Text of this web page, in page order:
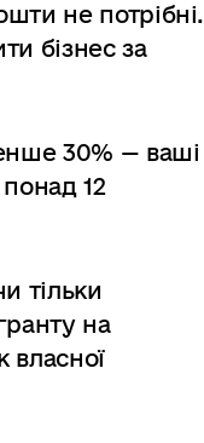
не потрібні.
бізнес за
30% — ваші
12
тільки
на
власної